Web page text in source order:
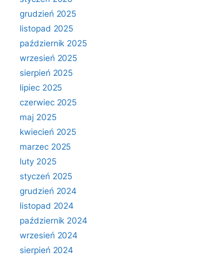
grudzień 2025
listopad 2025
październik 2025
wrzesień 2025
sierpień 2025
lipiec 2025
czerwiec 2025
maj 2025
kwiecień 2025
marzec 2025
luty 2025
styczeń 2025
grudzień 2024
listopad 2024
październik 2024
wrzesień 2024
sierpień 2024